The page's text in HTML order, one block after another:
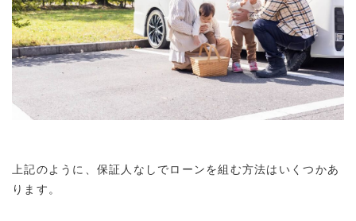
上記のように、保証人なしでローンを組む方法はいくつかあ
ります。